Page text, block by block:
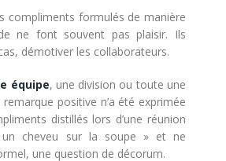
compliments formulés de manière
ne font souvent pas plaisir. Ils
démotiver les collaborateurs.
équipe, une division ou toute une
positive n’a été exprimée
distillés lors d’une réunion
cheveu sur la soupe » et ne
une question de décorum.